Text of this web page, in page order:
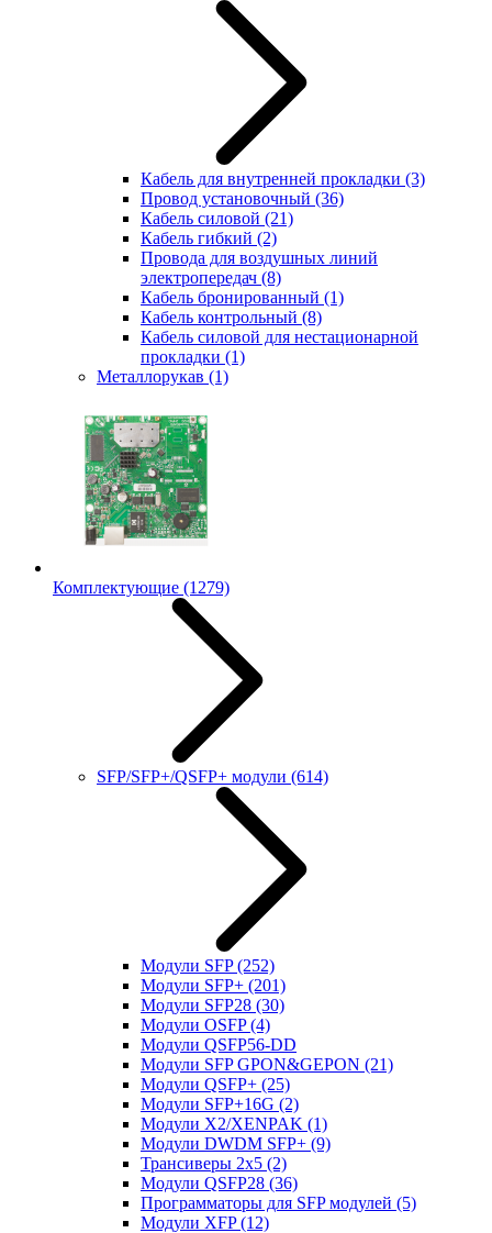
Кабель для внутренней прокладки (3)
Провод установочный (36)
Кабель силовой (21)
Кабель гибкий (2)
Провода для воздушных линий
электропередач (8)
Кабель бронированный (1)
Кабель контрольный (8)
Кабель силовой для нестационарной
прокладки (1)
Металлорукав (1)
Комплектующие (1279)
SFP/SFP+/QSFP+ модули (614)
Модули SFP(252)
Модули SFP+ (201)
Модули SFP28 (30)
Модули OSFP(4)
Модули QSFP56-DD
Модули SFP GPON&GEPON (21)
Модули QSFP+ (25)
Модули SFP+16G (2)
Модули X2/XENPAK (1)
Модули DWDM SFP+ (9)
Трансиверы 2x5 (2)
Модули QSFP28 (36)
Программаторы для SFP модулей (5)
Модули XFP(12)